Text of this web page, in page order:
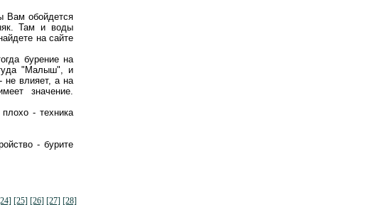
Вам обойдется
Там и воды
на сайте
бурение на
"Малыш", и
не влияет, а на
значение.
- техника
- бурите
[25] [26] [27] [28]